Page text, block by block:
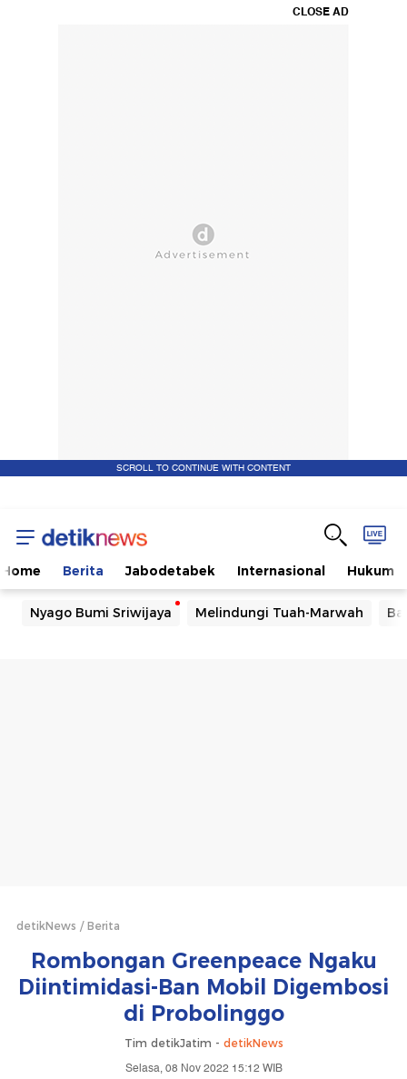
CLOSE AD
SCROLL TO CONTINUE WITH CONTENT
Home Berita Jabodetabek Internasional Hukum
Nyago Bumi Sriwijaya Melindungi Tuah-Marwah
detikNews Berita
Rombongan Greenpeace Ngaku
Diintimidasi-Ban Mobil Digembosi
di Probolinggo
Tim detikJatim - detikNews
Selasa, 08 Nov 2022 15:12 WIB